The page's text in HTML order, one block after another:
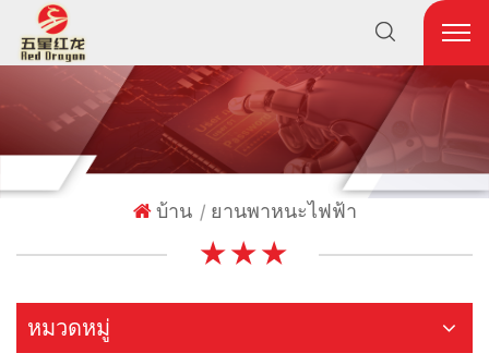
บ้าน | ยานพาหนะไฟฟ้า
★ ★ ★
หมวดหมู่